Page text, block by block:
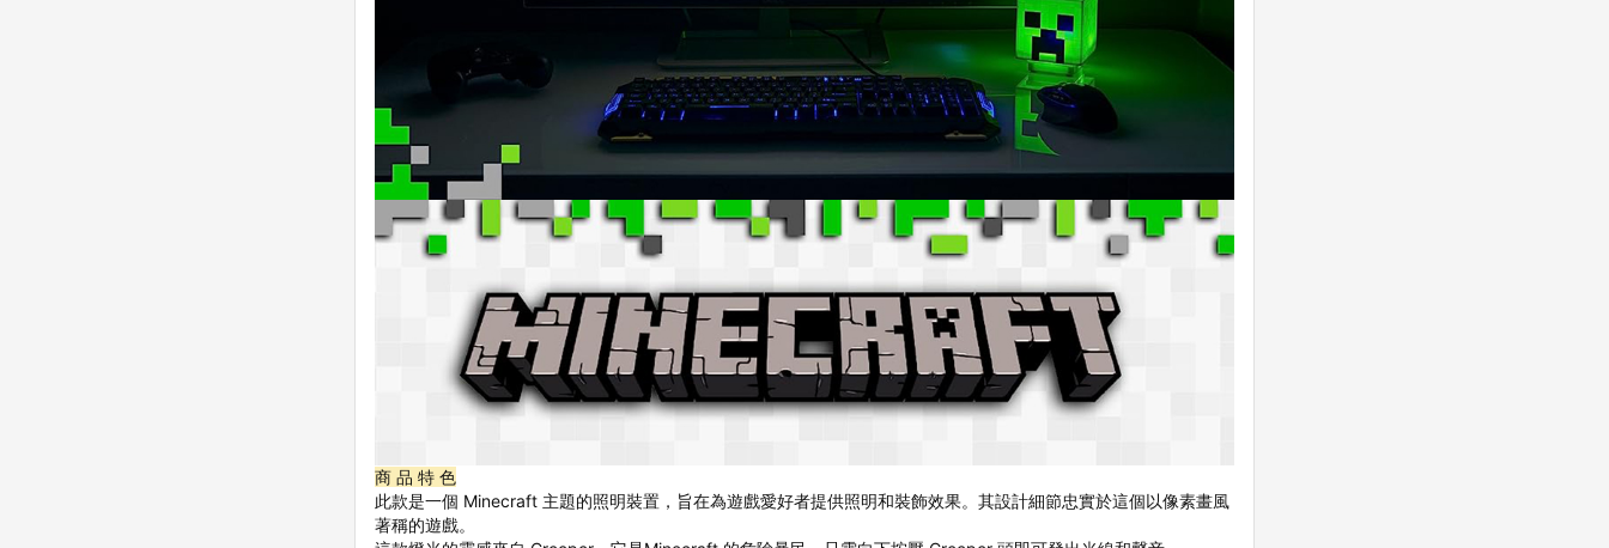
商 品 特 色
此款是一個 Minecraft 主題的照明裝置，旨在為遊戲愛好者提供照明和裝飾效果。其設計細節忠實於這個以像素畫風
著稱的遊戲。